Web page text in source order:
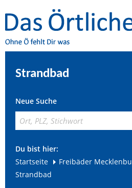
Strandbad
Neue Suche
Du bist hier:
Startseite
Freibäder
Strandbad